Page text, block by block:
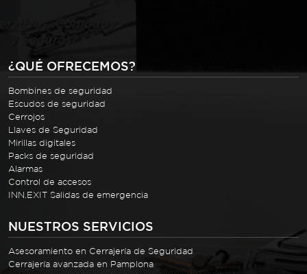
¿QUÉ OFRECEMOS?
Bombines de seguridad
Escudos de seguridad
Cerrojos
Llaves de Seguridad
Mirillas digitales
Packs de seguridad
Alarmas
Control de accesos
INN.EXIT Salidas de emergencia
NUESTROS SERVICIOS
Asesoramiento en Cerrajería de Seguridad
Cerrajería avanzada en Pamplona